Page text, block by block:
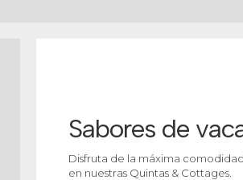
Sabores de
Disfruta de la máxima
en nuestras Quintas & Cottages.